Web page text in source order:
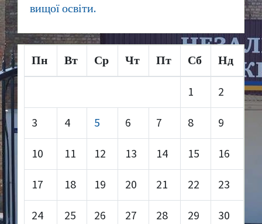
вищої освіти.
Пн Вт Ср Чт Пт Сб Нд
1 2
3 4 5 6 7 8 9
10 11 12 13 14 15 16
17 18 19 20 21 22 23
24 25 26 27 28 29 30